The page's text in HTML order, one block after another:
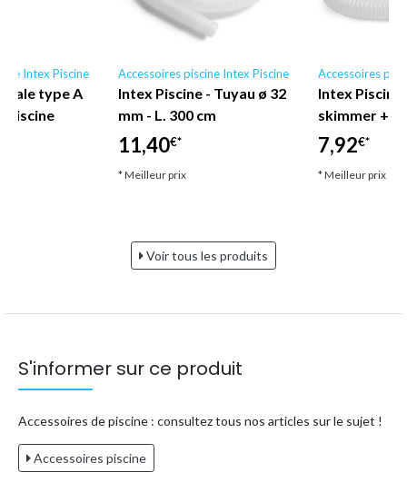
Intex Piscine
type A
Piscine
Accessoires piscine Intex Piscine
Intex Piscine - Tuyau ø 32
mm - L. 300 cm
11,40€*
* Meilleur prix
Accessoires
Intex Piscine
skimmer +
7,92€*
* Meilleur prix
Voir tous les produits
S'informer sur ce produit
Accessoires de piscine : consultez tous nos articles sur le sujet !
Accessoires piscine